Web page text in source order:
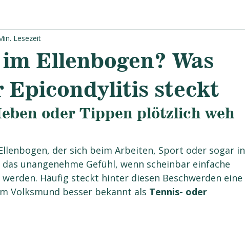
Ellenbogen? Was
Epicondylitis steckt
Lesezeit
oder Tippen plötzlich weh
der sich beim Arbeiten, Sport oder sogar in
unangenehme Gefühl, wenn scheinbar einfache
Häufig steckt hinter diesen Beschwerden eine
Volksmund besser bekannt als Tennis- oder